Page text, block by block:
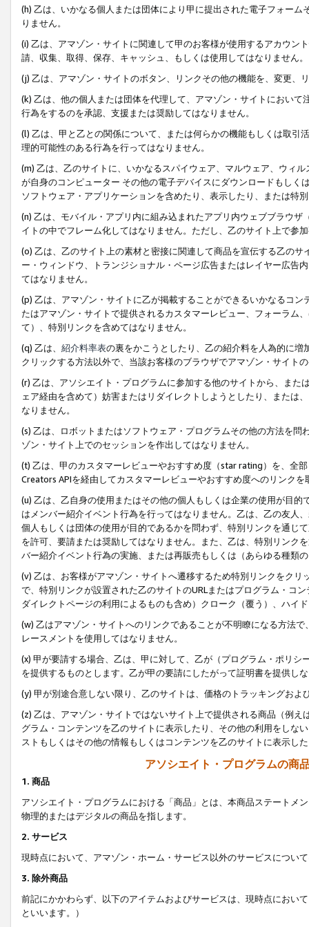
(h) 乙は、いかなる個人または団体により甲に提出された電子フォー
りません。
(i) 乙は、アマゾン・サイトに関連して甲のお客様が使用するアカウン
請、収集、取得、保存、キャッシュ、もしくは使用してはなりません。
(j) 乙は、アマゾン・サイトのボタン、リンクその他の機能を、変更、
(k) 乙は、他の個人または団体を代理して、アマゾン・サイトにおい
行為をするのを承認、支援または奨励してはなりません。
(l) 乙は、甲と乙との関係について、または何らかの機能もしくは取
理的可能性のある行為を行ってはなりません。
(m) 乙は、乙のサイトに、いかなるスパイウェア、マルウェア、ウィ
が自身のコンピューター その他の電子デバイスにダウンロードもし
ソフトウェア・アプリケーションを含めたり、表示したり、または特
(n) 乙は、モバイル・アプリ内に組み込まれたアプリ内ウェブブラウ
イトの中でフレーム化してはなりません。ただし、乙のサイト上で参
(o) 乙は、乙のサイト上の素材と密接に関連して商品を宣伝する乙の
ー・ウィンドウ、トランジショナル・ページ広告またはレイヤー広告
てはなりません。
(p) 乙は、アマゾン・サイトに乙が掲載することができるいかなるコ
たはアマゾン・サイトで提供されるカスタマーレビュー、フォーラム
て）、特別リンクを含めてはなりません。
(q) 乙は、 紹介料率表の裏をかこうとしたり、乙の紹介料を人為的に
クリックする方法以外で、当該お客様のブラウザでアマゾン・サイト
(r) 乙は、アソシエイト・プログラムに参加する他のサイトから、ま
ェア経由を含めて）妨害またはリダイレクトしようとしたり、または
なりません。
(s) 乙は、ロボットまたはソフトウェア・プログラムその他の方法を
ゾン・サイト上でのセッションを作出してはなりません。
(t) 乙は、甲のカスタマーレビューやおすすめ度（star rating）を、全
Creators APIを経由してカスタマーレビューやおすすめ度へのリンクを
(u) 乙は、乙自身の使用またはその他の個人もしくは企業の使用が目
はメンバー紹介イベント行為を行ってはなりません。乙は、乙の友人
個人もしくは団体の使用が目的であるかを問わず、特別リンクを通じ
を許可、要請または奨励してはなりません。また、乙は、特別リンク
バー紹介イベント行為の実施、または再販売もしくは（あらゆる種類
(v) 乙は、お客様がアマゾン・サイトへ遷移するため特別リンクをク
で、特別リンクが設置された乙のサイトのURLまたはプログラム・コ
ダイレクトページの利用によるものも含め）クローク（覆う）、ハイ
(w) 乙はアマゾン・サイトへのリンクであることが不明瞭になる方法
レースメントを使用してはなりません。
(x) 甲が要請する場合、乙は、甲に対して、乙が（プログラム・ポリ
を提供するものとします。乙が甲の要請にしたがって証明書を提供し
(y) 甲が別途合意しない限り、乙のサイトは、価格のトラッキングお
(z) 乙は、アマゾン・サイトではないサイト上で提供される商品（例
グラム・コンテンツを乙のサイトに表示したり、その他の利用をしな
ストもしくはその他の情報もしくはコンテンツを乙のサイトに表示し
アソシエイト・プログラムの商
1. 商品
アソシエイト・プログラムにおける「商品」とは、本商品ステートメ
物理的またはデジタルの商品を指します。
2. サービス
現時点において、アマゾン・ホーム・サービス以外のサービスについ
3. 除外商品
前記にかかわらず、以下のアイテムおよびサービスは、現時点におい
といいます。）